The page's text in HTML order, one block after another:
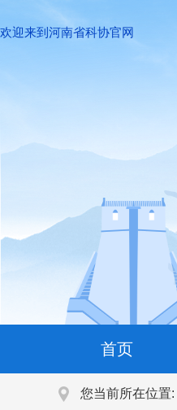
欢迎来到河南省科协官网
首页
您当前所在位置: